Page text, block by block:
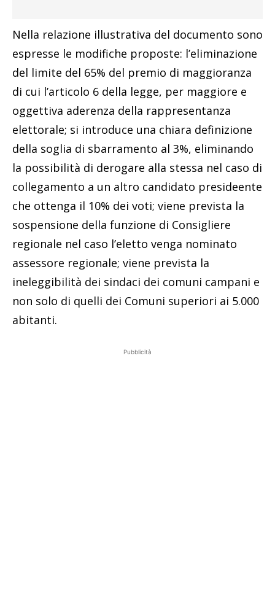
Nella relazione illustrativa del documento sono
espresse le modifiche proposte: l’eliminazione
del limite del 65% del premio di maggioranza
di cui l’articolo 6 della legge, per maggiore e
oggettiva aderenza della rappresentanza
elettorale; si introduce una chiara definizione
della soglia di sbarramento al 3%, eliminando
la possibilità di derogare alla stessa nel caso di
collegamento a un altro candidato presideente
che ottenga il 10% dei voti; viene prevista la
sospensione della funzione di Consigliere
regionale nel caso l’eletto venga nominato
assessore regionale; viene prevista la
ineleggibilità dei sindaci dei comuni campani e
non solo di quelli dei Comuni superiori ai 5.000
abitanti.
Pubblicità